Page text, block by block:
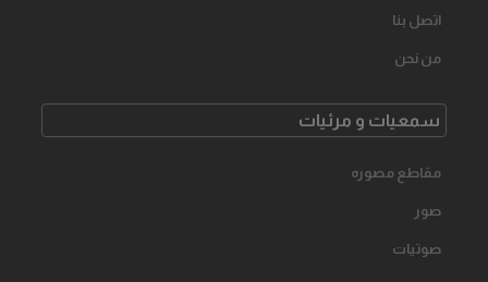
اتصل بنا
من نحن
سمعیات و مرئیات
مقاطع مصوره
صور
صوتیات